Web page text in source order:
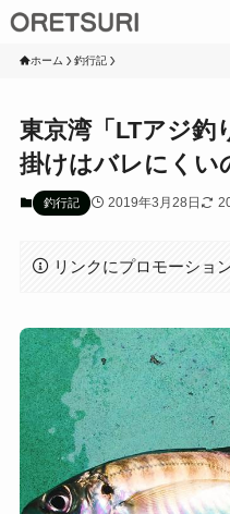
ホーム 釣行記
東京湾「LTアジ釣
掛けはバレにくい
釣行記 2019年3月28日
リンクにプロモーショ